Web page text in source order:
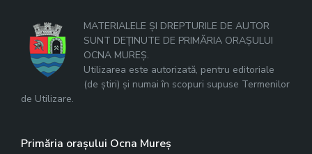
MATERIALELE ȘI DREPTURILE DE AUTOR
SUNT DEȚINUTE DE PRIMĂRIA ORAȘULUI
OCNA MUREȘ.
Utilizarea este autorizată, pentru editoriale
(de știri) și numai în scopuri supuse Termenilor
de Utilizare.
Primăria orașului Ocna Mureș